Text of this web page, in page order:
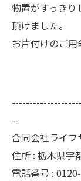
物置がすっきり
頂けました。
お片付けのご用
--
合同会社ライフ
住所 : 栃木県宇
電話番号 :